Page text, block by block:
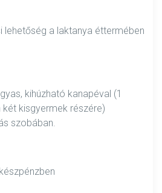
lehetőség a laktanya éttermében
kihúzható kanapéval (1
kisgyermek részére)
szobában.